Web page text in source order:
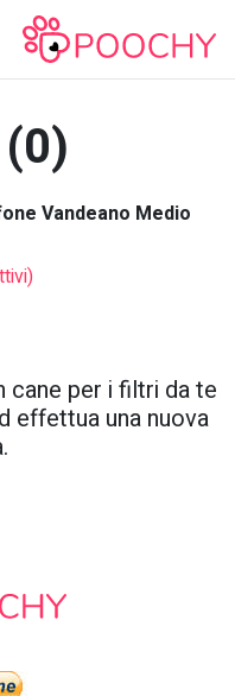
Vandeano Medio
cane per i filtri da te
effettua una nuova